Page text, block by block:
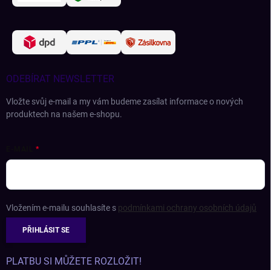
ODEBÍRAT NEWSLETTER
Vložte svůj e-mail a my vám budeme zasílat informace o nových
produktech na našem e-shopu.
Vložením e-mailu souhlasíte s podmínkami ochrany osobních údajů
PŘIHLÁSIT SE
PLATBU SI MŮŽETE ROZLOŽIT!